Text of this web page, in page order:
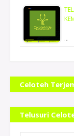
…
Celoteh
Telusuri